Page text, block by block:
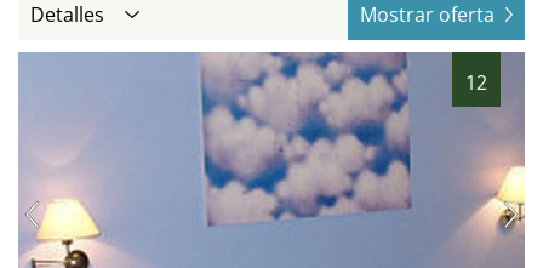
Detalles Mostrar oferta
12